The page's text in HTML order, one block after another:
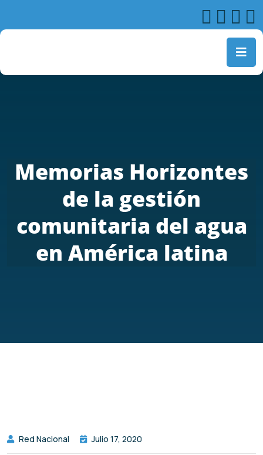
Memorias Horizontes
de la gestión
comunitaria del agua
en América latina
Red Nacional Julio 17, 2020